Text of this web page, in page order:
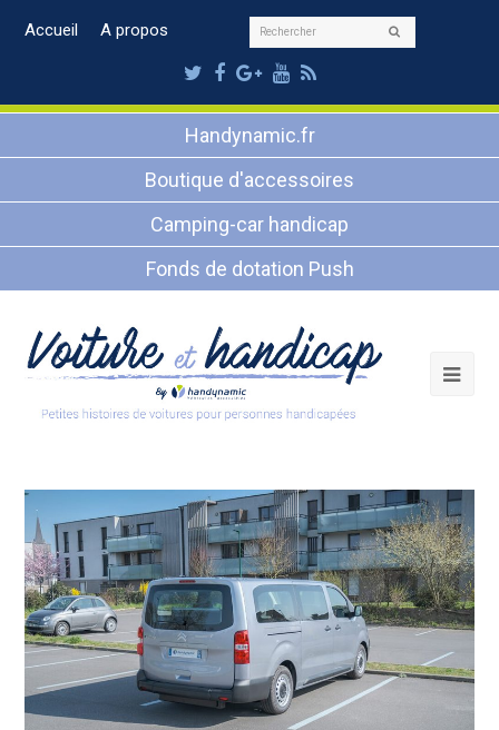
Accueil A propos Rechercher
Twitter
Facebook
Google
Plus
Youtube
RSS
Handynamic.fr
Boutique d'accessoires
Camping-car handicap
Fonds de dotation Push